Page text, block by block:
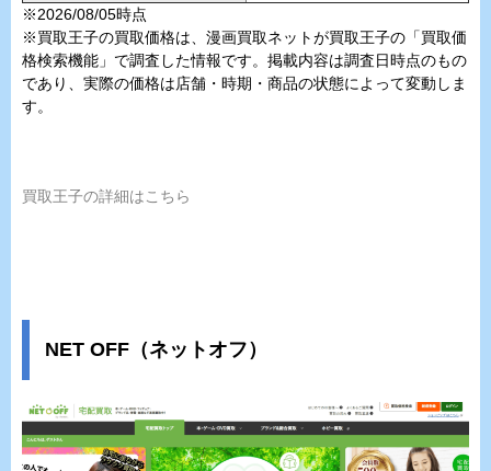
※2026/08/05時点
※買取王子の買取価格は、漫画買取ネットが買取王子の「買取価
格検索機能」で調査した情報です。掲載内容は調査日時点のもの
であり、実際の価格は店舗・時期・商品の状態によって変動しま
す。
買取王子の詳細はこちら
NET OFF（ネットオフ）